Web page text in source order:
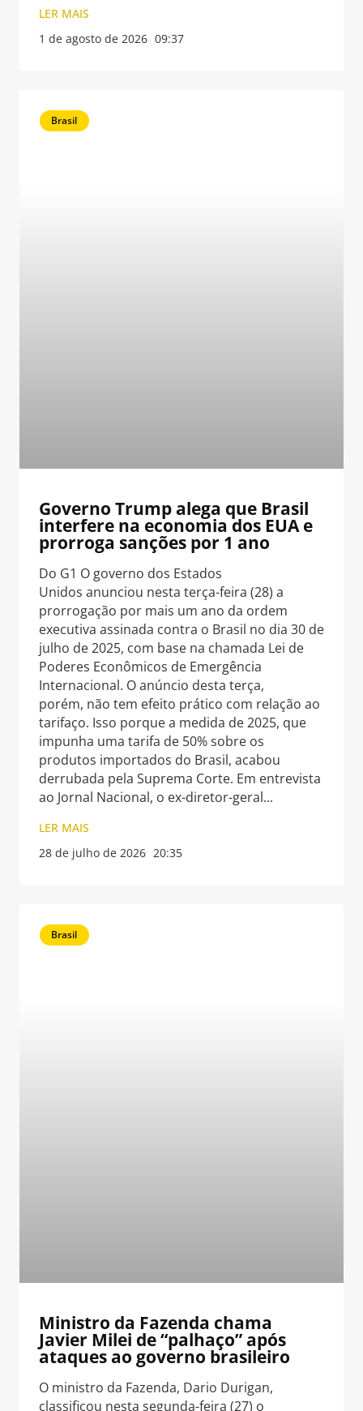
LER MAIS
1 de agosto de 2026 09:37
Brasil
Governo Trump alega que Brasil
interfere na economia dos EUA e
prorroga sanções por 1 ano
Do G1 O governo dos Estados
Unidos anunciou nesta terça-feira (28) a
prorrogação por mais um ano da ordem
executiva assinada contra o Brasil no dia 30 de
julho de 2025, com base na chamada Lei de
Poderes Econômicos de Emergência
Internacional. O anúncio desta terça,
porém, não tem efeito prático com relação ao
tarifaço. Isso porque a medida de 2025, que
impunha uma tarifa de 50% sobre os
produtos importados do Brasil, acabou
derrubada pela Suprema Corte. Em entrevista
ao Jornal Nacional, o ex-diretor-geral
LER MAIS
28 de julho de 2026 20:35
Brasil
Ministro da Fazenda chama
Javier Milei de “palhaço” após
ataques ao governo brasileiro
O ministro da Fazenda, Dario Durigan,
classificou nesta segunda-feira (27) o